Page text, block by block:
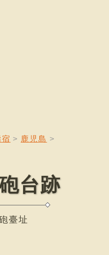
鹿児島
台跡
臺址